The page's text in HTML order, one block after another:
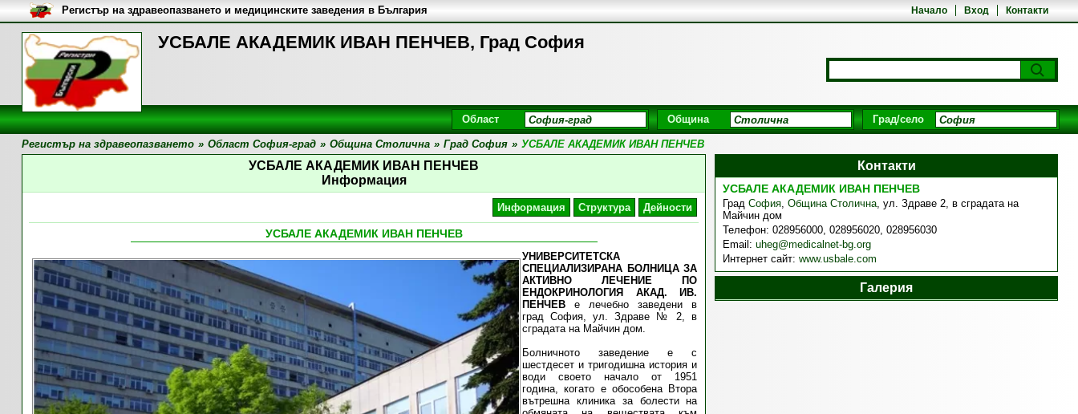
УСБАЛЕ АКАДЕМИК ИВАН ПЕНЧЕВ, Град София
Начало Вход Контакти
Регистър на здравеопазването и медицинските заведения в България
Област Община Град/село
Регистър на здравеопазването » Област София-град » Община Столична » Град София » УСБАЛЕ АКАДЕМИК ИВАН ПЕНЧЕВ
УСБАЛЕ АКАДЕМИК ИВАН ПЕНЧЕВ
Информация
Информация Структура Дейности
УСБАЛЕ АКАДЕМИК ИВАН ПЕНЧЕВ
УНИВЕРСИТЕТСКА
СПЕЦИАЛИЗИРАНА БОЛНИЦА ЗА
АКТИВНО ЛЕЧЕНИЕ ПО
ЕНДОКРИНОЛОГИЯ АКАД. ИВ.
ПЕНЧЕВе лечебно заведени в
град София, ул. Здраве № 2, в
сградата на Майчин дом.
Болничното заведение е с
шестдесет и тригодишна история и
води своето начало от 1951
година, когато е обособена Втора
вътрешна клиника за болести на
Контакти
УСБАЛЕ АКАДЕМИК ИВАН ПЕНЧЕВ
Град София, Община Столична, ул. Здраве 2, в сградата на
Майчин дом
Телефон: 028956000, 028956020, 028956030
Email: uheg@medicalnet-bg.org
Интернет сайт: www.usbale.com
Галерия